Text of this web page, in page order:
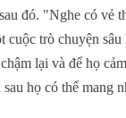
đó. "Nghe có
trò chuyện
lại và để họ
họ có thể mang